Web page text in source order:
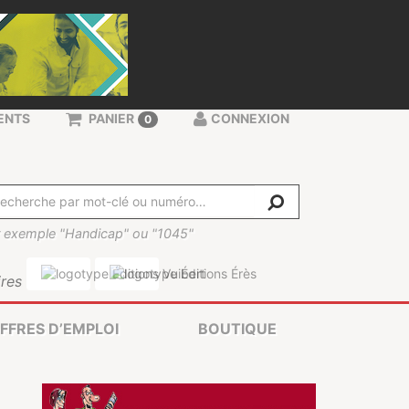
exemple "Handicap" ou "1045"
PANIER 0 CONNEXION
D’EMPLOI BOUTIQUE